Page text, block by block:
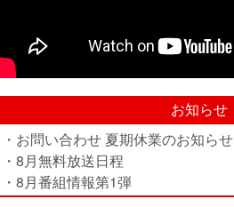
お知らせ
・お問い合わせ 夏期休業のお知らせ
・8月無料放送日程
・8月番組情報第1弾